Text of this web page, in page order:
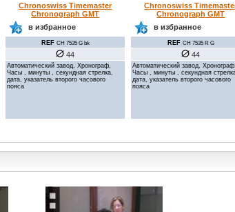
Chronoswiss Timemaster
Chronograph GMT
в избранное
REF CH 7535 G bk
44
Автоматический завод, Хронограф,
Часы , минуты , секундная стрелка,
дата, указатель второго часового
пояса
Chronoswiss
Chronograph GMT
в избранное
REF CH 7535 R G
44
Автоматический завод, Хронограф,
Часы , минуты , секундная
дата, указатель второго часового
пояса